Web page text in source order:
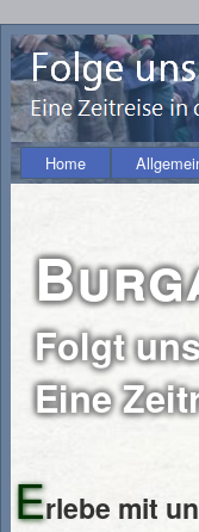
Home
Folgt
Eine
Erlebe mit